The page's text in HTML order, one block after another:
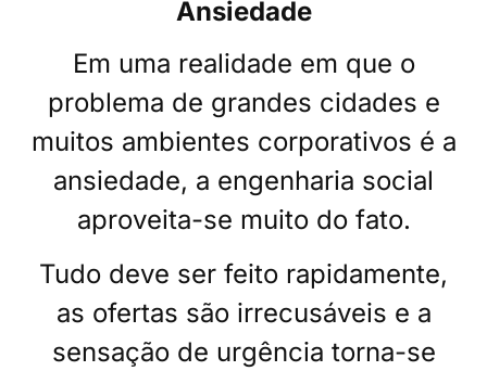
Ansiedade
Em uma realidade em que o
problema de grandes cidades e
muitos ambientes corporativos é a
ansiedade, a engenharia social
aproveita-se muito do fato.
Tudo deve ser feito rapidamente,
as ofertas são irrecusáveis e a
sensação de urgência torna-se